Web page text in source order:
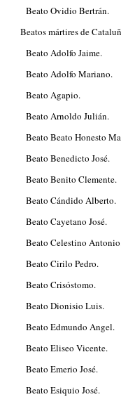
Beato Ovidio Bertrán.
Beatos mártires de
Beato Adolfo Jaime.
Beato Adolfo Mariano.
Beato Agapio.
Beato Arnoldo Julián.
Beato Beato Honesto
Beato Benedicto José.
Beato Benito Clemente.
Beato Cándido Alberto.
Beato Cayetano José.
Beato Celestino
Beato Cirilo Pedro.
Beato Crisóstomo.
Beato Dionisio Luis.
Beato Edmundo Angel.
Beato Eliseo Vicente.
Beato Emerio José.
Beato Esiquio José.